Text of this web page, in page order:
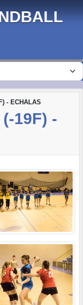
- ECHALAS
19F) -